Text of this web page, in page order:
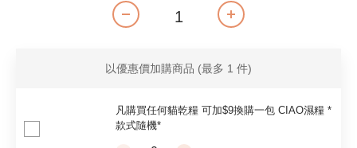
以優惠價加購商品 (最多 1 件)
凡購買任何貓乾糧 可加$9換購一包 CIAO濕糧 *
款式隨機*